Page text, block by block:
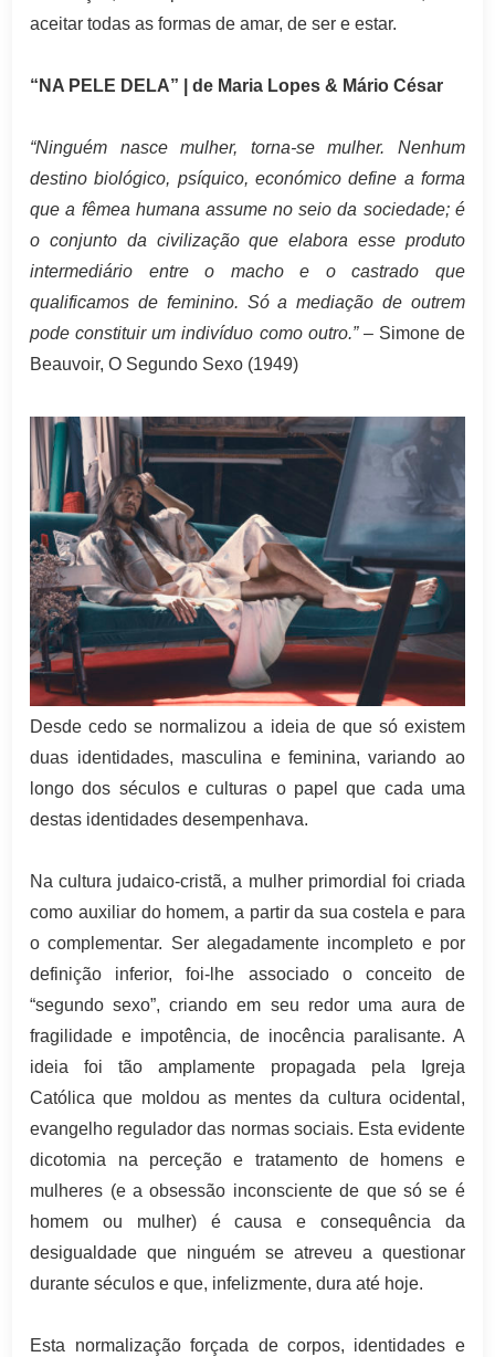
aceitar todas as formas de amar, de ser e estar.
“NA PELE DELA” | de Maria Lopes & Mário César
“Ninguém nasce mulher, torna-se mulher. Nenhum
destino biológico, psíquico, económico define a forma
que a fêmea humana assume no seio da sociedade; é
o conjunto da civilização que elabora esse produto
intermediário entre o macho e o castrado que
qualificamos de feminino. Só a mediação de outrem
pode constituir um indivíduo como outro.” – Simone de
Beauvoir, O Segundo Sexo (1949)
Desde cedo se normalizou a ideia de que só existem
duas identidades, masculina e feminina, variando ao
longo dos séculos e culturas o papel que cada uma
destas identidades desempenhava.
Na cultura judaico-cristã, a mulher primordial foi criada
como auxiliar do homem, a partir da sua costela e para
o complementar. Ser alegadamente incompleto e por
definição inferior, foi-lhe associado o conceito de
“segundo sexo”, criando em seu redor uma aura de
fragilidade e impotência, de inocência paralisante. A
ideia foi tão amplamente propagada pela Igreja
Católica que moldou as mentes da cultura ocidental,
evangelho regulador das normas sociais. Esta evidente
dicotomia na perceção e tratamento de homens e
mulheres (e a obsessão inconsciente de que só se é
homem ou mulher) é causa e consequência da
desigualdade que ninguém se atreveu a questionar
durante séculos e que, infelizmente, dura até hoje.
Esta normalização forçada de corpos, identidades e